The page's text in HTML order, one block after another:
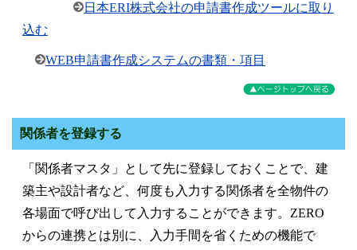
日本ERI株式会社の申請書作成ツールに取り
込む
WEB申請書作成システムの書類・項目
関係者を登録する
「関係者マスタ」として先に登録しておくことで、建
築主や設計者など、何度も入力する関係者を全物件の
各場面で呼び出して入力することができます。ZERO
からの連携とは別に、入力手間を省くための機能で